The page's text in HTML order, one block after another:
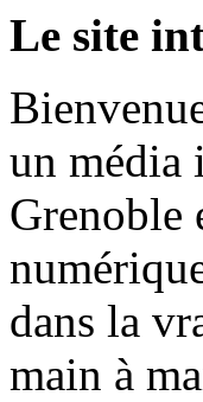
Le site
un média
Grenoble
dans la
main à